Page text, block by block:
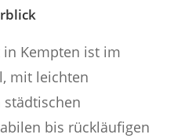
Kempten ist im
mit leichten
städtischen
bis rückläufigen